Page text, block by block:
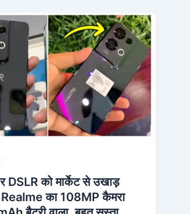
को मार्केट से उखाड़
का 108MP कैमरा